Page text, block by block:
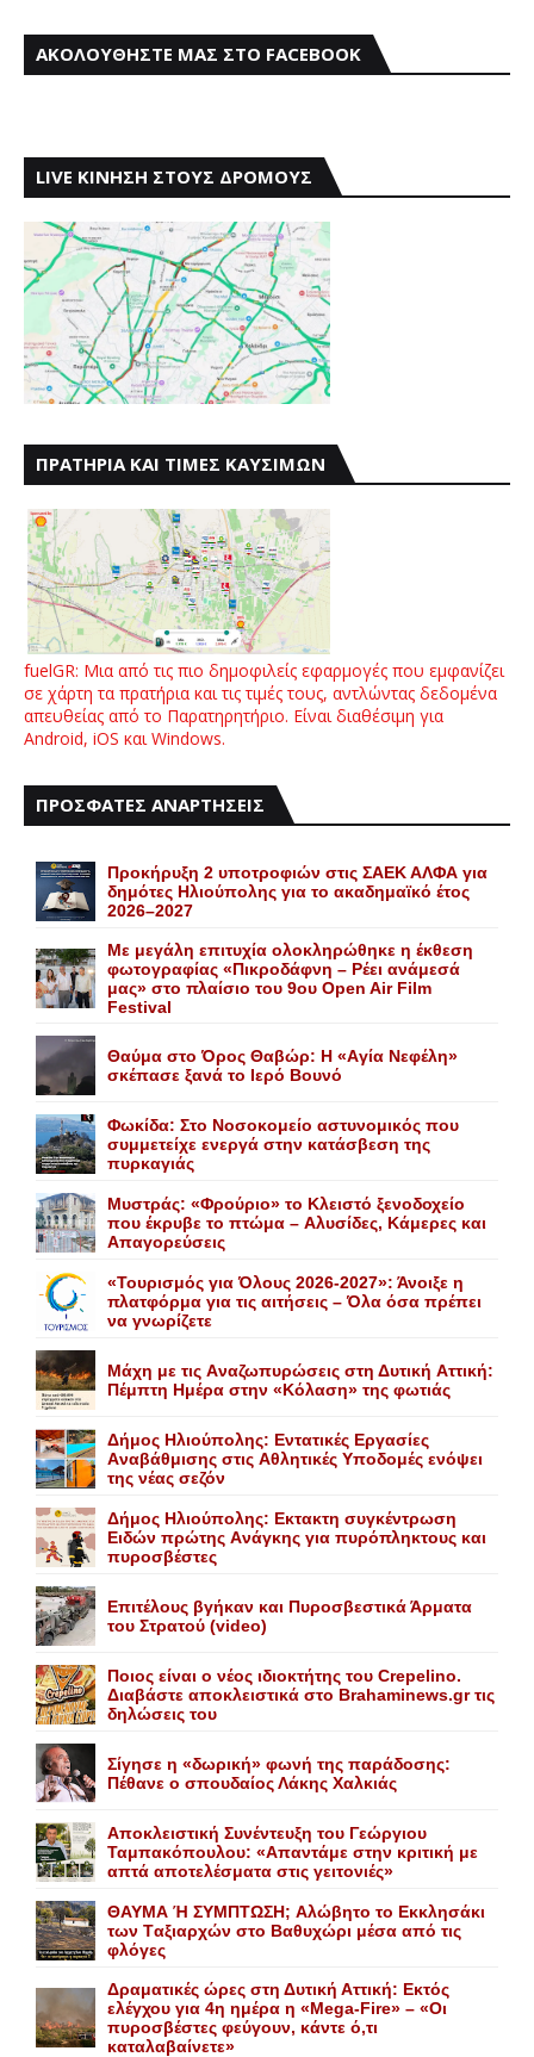
ΑΚΟΛΟΥΘΗΣΤΕ ΜΑΣ ΣΤΟ FACEBOOK
LIVE ΚΙΝΗΣΗ ΣΤΟΥΣ ΔΡΟΜΟΥΣ
ΠΡΑΤΗΡΙΑ ΚΑΙ ΤΙΜΕΣ ΚΑΥΣΙΜΩΝ
fuelGR: Μια από τις πιο δημοφιλείς εφαρμογές που εμφανίζει
σε χάρτη τα πρατήρια και τις τιμές τους, αντλώντας δεδομένα
απευθείας από το Παρατηρητήριο. Είναι διαθέσιμη για
Android, iOS και Windows.
ΠΡΟΣΦΑΤΕΣ ΑΝΑΡΤΗΣΕΙΣ
Προκήρυξη 2 υποτροφιών στις ΣΑΕΚ ΑΛΦΑ για
δημότες Ηλιούπολης για το ακαδημαϊκό έτος
2026–2027
Με μεγάλη επιτυχία ολοκληρώθηκε η έκθεση
φωτογραφίας «Πικροδάφνη – Ρέει ανάμεσά
μας» στο πλαίσιο του 9ου Open Air Film
Festival
Θαύμα στο Όρος Θαβώρ: H «Aγία Nεφέλη»
σκέπασε ξανά το Iερό Bουνό
Φωκίδα: Στο Νοσοκομείο αστυνομικός που
συμμετείχε ενεργά στην κατάσβεση της
πυρκαγιάς
Mυστράς: «Φρούριο» το Kλειστό ξενοδοχείο
που έκρυβε το πτώμα – Aλυσίδες, Kάμερες και
Aπαγορεύσεις
«Τουρισμός για Όλους 2026-2027»: Άνοιξε η
πλατφόρμα για τις αιτήσεις – Όλα όσα πρέπει
να γνωρίζετε
Mάχη με τις Aναζωπυρώσεις στη Δυτική Aττική:
Πέμπτη Hμέρα στην «Kόλαση» της φωτιάς
Δήμος Ηλιούπολης: Eντατικές Eργασίες
Aναβάθμισης στις Aθλητικές Yποδομές ενόψει
της νέας σεζόν
Δήμος Ηλιούπολης: Eκτακτη συγκέντρωση
Eιδών πρώτης Aνάγκης για πυρόπληκτους και
πυροσβέστες
Επιτέλους βγήκαν και Πυροσβεστικά Άρματα
του Στρατού (video)
Ποιος είναι ο νέος ιδιοκτήτης του Crepelino.
Διαβάστε αποκλειστικά στο Brahaminews.gr τις
δηλώσεις του
Σίγησε η «δωρική» φωνή της παράδοσης:
Πέθανε o σπουδαίος Λάκης Xαλκιάς
Αποκλειστική Συνέντευξη του Γεώργιου
Ταμπακόπουλου: «Απαντάμε στην κριτική με
απτά αποτελέσματα στις γειτονιές»
ΘΑΥΜΑ Ή ΣΥΜΠΤΩΣΗ; Aλώβητο το Eκκλησάκι
των Tαξιαρχών στο Bαθυχώρι μέσα από τις
φλόγες
Δραματικές ώρες στη Δυτική Αττική: Εκτός
ελέγχου για 4η ημέρα η «Mega-Fire» – «Οι
πυροσβέστες φεύγουν, κάντε ό,τι
καταλαβαίνετε»